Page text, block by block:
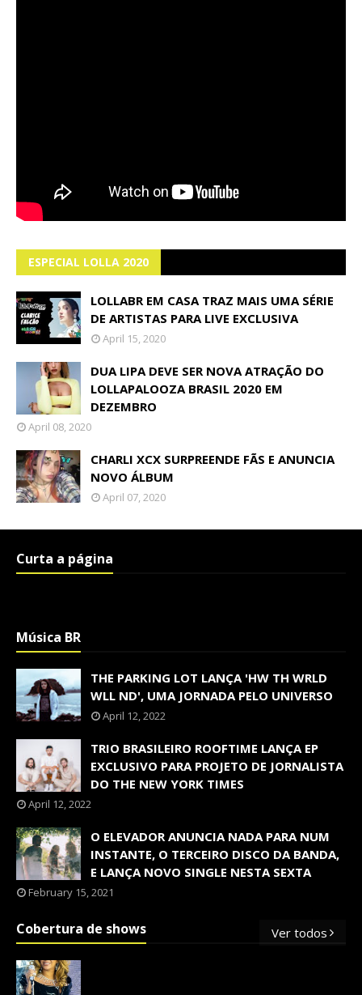
ESPECIAL LOLLA 2020
LOLLABR EM CASA TRAZ MAIS UMA SÉRIE
DE ARTISTAS PARA LIVE EXCLUSIVA
April 15, 2020
DUA LIPA DEVE SER NOVA ATRAÇÃO DO
LOLLAPALOOZA BRASIL 2020 EM
DEZEMBRO
April 08, 2020
CHARLI XCX SURPREENDE FÃS E ANUNCIA
NOVO ÁLBUM
April 07, 2020
Curta a página
Música BR
THE PARKING LOT LANÇA 'HW TH WRLD
WLL ND', UMA JORNADA PELO UNIVERSO
April 12, 2022
TRIO BRASILEIRO ROOFTIME LANÇA EP
EXCLUSIVO PARA PROJETO DE JORNALISTA
DO THE NEW YORK TIMES
April 12, 2022
O ELEVADOR ANUNCIA NADA PARA NUM
INSTANTE, O TERCEIRO DISCO DA BANDA,
E LANÇA NOVO SINGLE NESTA SEXTA
February 15, 2021
Cobertura de shows Ver todos